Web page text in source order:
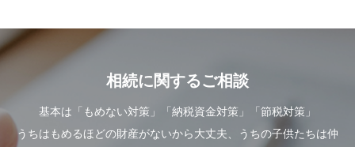
相続に関するご相談
基本は「もめない対策」「納税資金対策」「節税対策」
うちはもめるほどの財産がないから大丈夫、うちの子供たちは仲